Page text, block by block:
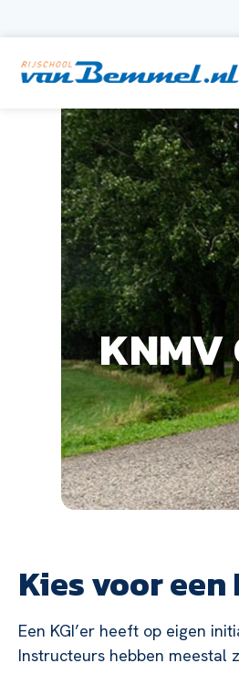
Kies voor
Een KGI’er heeft op eigen
Instructeurs hebben meestal